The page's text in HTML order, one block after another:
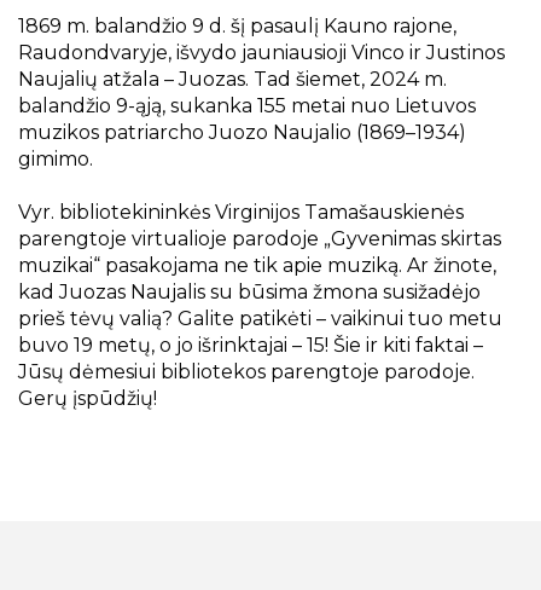
1869 m. balandžio 9 d. šį pasaulį Kauno rajone,
Raudondvaryje, išvydo jauniausioji Vinco ir Justinos
Naujalių atžala – Juozas. Tad šiemet, 2024 m.
balandžio 9-ąją, sukanka 155 metai nuo Lietuvos
muzikos patriarcho Juozo Naujalio (1869–1934)
gimimo.
Vyr. bibliotekininkės Virginijos Tamašauskienės
parengtoje virtualioje parodoje „Gyvenimas skirtas
muzikai“ pasakojama ne tik apie muziką. Ar žinote,
kad Juozas Naujalis su būsima žmona susižadėjo
prieš tėvų valią? Galite patikėti – vaikinui tuo metu
buvo 19 metų, o jo išrinktajai – 15! Šie ir kiti faktai –
Jūsų dėmesiui bibliotekos parengtoje parodoje.
Gerų įspūdžių!